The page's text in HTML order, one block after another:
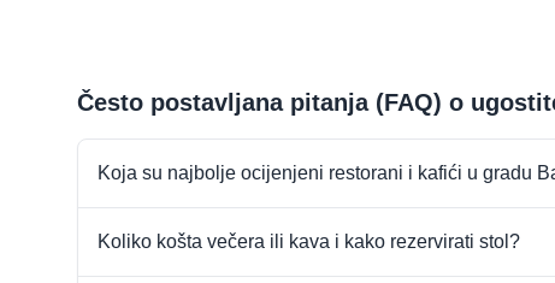
Često postavljana pitanja (FAQ) o
Koja su najbolje ocijenjeni restorani i kafići u gradu
Koliko košta večera ili kava i kako rezervirati stol?